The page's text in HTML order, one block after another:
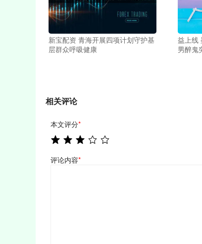
新宝配资 青海开展四项计划守护基
层群众呼吸健康
益上线
男醉鬼
相关评论
本文评分*
评论内容*